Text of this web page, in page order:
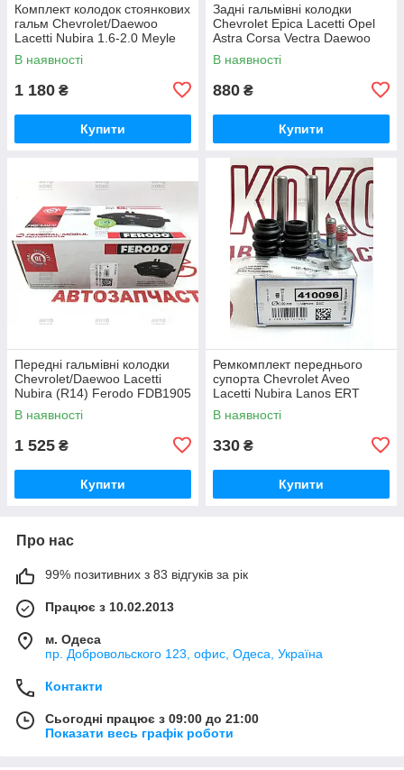
Комплект колодок стоянкових
гальм Chevrolet/Daewoo
Lacetti Nubira 1.6-2.0 Meyle
29-145330008
В наявності
1 180 ₴
Купити
Задні гальмівні колодки
Chevrolet Epica Lacetti Opel
Astra Corsa Vectra Daewoo
Lanos Nubira Brembo S59513
В наявності
880 ₴
Купити
Передні гальмівні колодки
Chevrolet/Daewoo Lacetti
Nubira (R14) Ferodo FDB1905
В наявності
1 525 ₴
Купити
Ремкомплект переднього
супорта Chevrolet Aveo
Lacetti Nubira Lanos ERT
410096
В наявності
330 ₴
Купити
Про нас
99% позитивних з 83 відгуків за рік
Працює з 10.02.2013
м. Одеса
пр. Добровольского 123, офис, Одеса, Україна
Контакти
Сьогодні працює з 09:00 до 21:00
Показати весь графік роботи